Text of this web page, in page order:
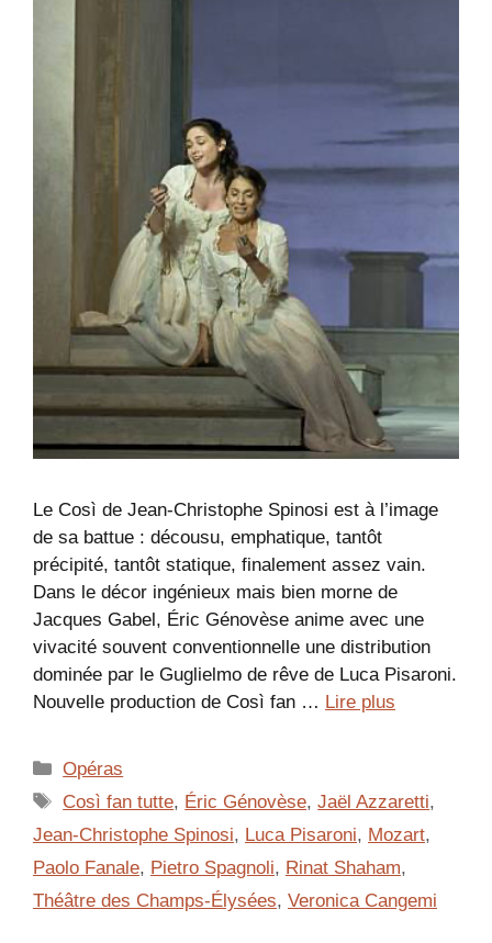
Le Così de Jean-Christophe Spinosi est à l’image
de sa battue : décousu, emphatique, tantôt
précipité, tantôt statique, finalement assez vain.
Dans le décor ingénieux mais bien morne de
Jacques Gabel, Éric Génovèse anime avec une
vivacité souvent conventionnelle une distribution
dominée par le Guglielmo de rêve de Luca Pisaroni.
Nouvelle production de Così fan … Lire plus
Catégories
Opéras
Étiquettes
Così fan tutte, Éric Génovèse,Jaël Azzaretti,
Jean-Christophe Spinosi, Luca Pisaroni, Mozart,
Paolo Fanale, Pietro Spagnoli, Rinat Shaham,
Théâtre des Champs-Élysées, Veronica Cangemi